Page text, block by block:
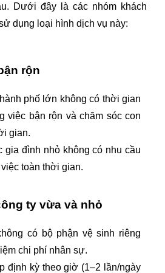
Dưới đây là các nhóm khách
dụng loại hình dịch vụ này:
rộn
phố lớn không có thời gian
việc bận rộn và chăm sóc con
gian.
gia đình nhỏ không có nhu cầu
toàn thời gian.
ty vừa và nhỏ
có bộ phận vệ sinh riêng
chi phí nhân sự.
định kỳ theo giờ (1–2 lần/ngày